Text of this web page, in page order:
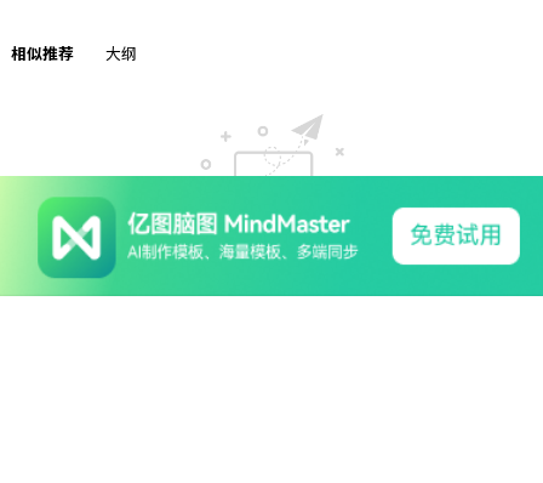
相似推荐 大纲
暂无相关模板推荐